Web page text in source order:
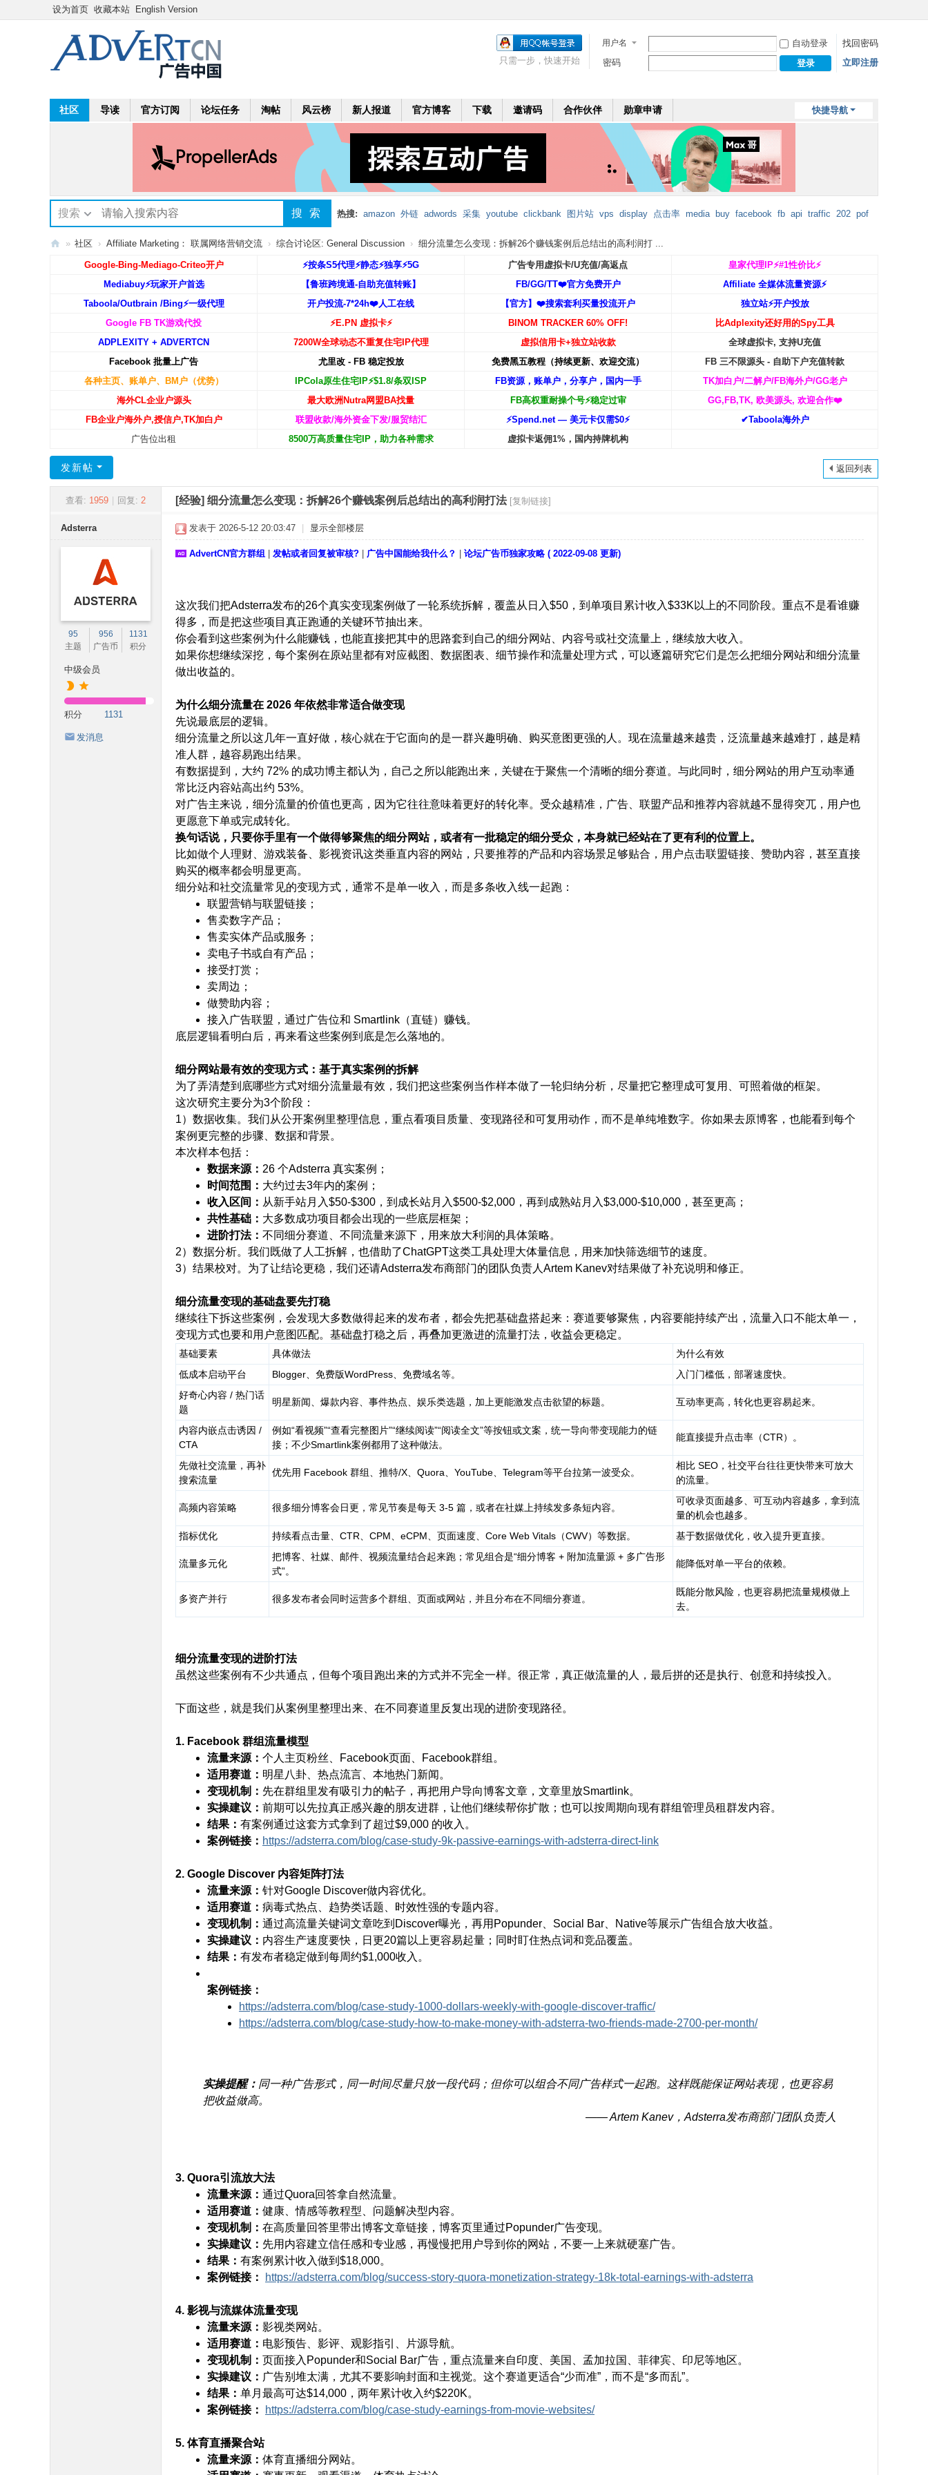
设为首页 收藏本站 English Version
用户名 自动登录
找回密码
密码
登录 立即注册
只需一步，快速开始
快捷导航
社区 导读 官方订阅 论坛任务 淘帖 风云榜 新人报道 官方博客 下载 邀请码 合作伙伴 勋章申请
搜索 搜索 热搜: amazon 外链 adwords 采集 youtube clickbank 图片站 vps display 点击率 media buy facebook fb api traffic 202 pof
mobi 二个月 leadbolt 代理
» 社区 › Affiliate Marketing： 联属网络营销交流 › 综合讨论区: General Discussion › 细分流量怎么变现：拆解26个赚钱案例后总结出的高利润打 ...
Google-Bing-Mediago-Criteo开户 ⚡️按条S5代理⚡️静态⚡️独享⚡️5G 广告专用虚拟卡/U充值/高返点
皇家代理IP⚡️#1性价比⚡️
Mediabuy⚡️玩家开户首选
【鲁班跨境通-自助充值转账】 FB/GG/TT❤️官方免费开户
Affiliate 全媒体流量资源⚡️
Taboola/Outbrain /Bing⚡️一级代理
开户投流-7*24h❤️人工在线 【官方】❤️搜索套利买量投流开户
独立站⚡️开户投放
Google FB TK游戏代投
⚡️E.PN 虚拟卡⚡️ BINOM TRACKER 60% OFF!
比Adplexity还好用的Spy工具
ADPLEXITY + ADVERTCN
7200W全球动态不重复住宅IP代理 虚拟信用卡+独立站收款
全球虚拟卡, 支持U充值
Facebook 批量上广告
尤里改 - FB 稳定投放 免费黑五教程（持续更新、欢迎交流）
FB 三不限源头 - 自助下户充值转款
各种主页、账单户、BM户（优势）
IPCola原生住宅IP⚡️$1.8/条双ISP FB资源，账单户，分享户，国内一手
TK加白户/二解户/FB海外户/GG老户
海外CL企业户源头
最大欧洲Nutra网盟BA找量 FB高权重耐操个号⚡️稳定过审 GG,FB,TK, 欧美源头, 欢迎合作❤️
FB企业户海外户,授信户,TK加白户
联盟收款/海外资金下发/服贸结汇 ⚡️Spend.net — 美元卡仅需$0⚡️
✔Taboola海外户
广告位出租
8500万高质量住宅IP，助力各种需求 虚拟卡返佣1%，国内持牌机构
返回列表
发新帖
查看: 1959 回复: 2 [经验] 细分流量怎么变现：拆解26个赚钱案例后总结出的高利润打法 [复制链接]
Adsterra
95
主题
956
广告币
1131
积分
中级会员
积分 1131
发消息
发表于 2026-5-12 20:03:47 显示全部楼层
AdvertCN官方群组 发帖或者回复被审核? 广告中国能给我什么？ 论坛广告币独家攻略 ( 2022-09-08 更新)
这次我们把Adsterra发布的26个真实变现案例做了一轮系统拆解，覆盖从日入$50，到单项目累计收入$33K以上的不同阶段。重点不是看谁赚
得多，而是把这些项目真正跑通的关键环节抽出来。
你会看到这些案例为什么能赚钱，也能直接把其中的思路套到自己的细分网站、内容号或社交流量上，继续放大收入。
如果你想继续深挖，每个案例在原站里都有对应截图、数据图表、细节操作和流量处理方式，可以逐篇研究它们是怎么把细分网站和细分流量
做出收益的。
为什么细分流量在 2026 年依然非常适合做变现
先说最底层的逻辑。
细分流量之所以这几年一直好做，核心就在于它面向的是一群兴趣明确、购买意图更强的人。现在流量越来越贵，泛流量越来越难打，越是精
准人群，越容易跑出结果。
有数据提到，大约 72% 的成功博主都认为，自己之所以能跑出来，关键在于聚焦一个清晰的细分赛道。与此同时，细分网站的用户互动率通
常比泛内容站高出约 53%。
对广告主来说，细分流量的价值也更高，因为它往往意味着更好的转化率。受众越精准，广告、联盟产品和推荐内容就越不显得突兀，用户也
更愿意下单或完成转化。
换句话说，只要你手里有一个做得够聚焦的细分网站，或者有一批稳定的细分受众，本身就已经站在了更有利的位置上。
比如做个人理财、游戏装备、影视资讯这类垂直内容的网站，只要推荐的产品和内容场景足够贴合，用户点击联盟链接、赞助内容，甚至直接
购买的概率都会明显更高。
细分站和社交流量常见的变现方式，通常不是单一收入，而是多条收入线一起跑：
联盟营销与联盟链接；
售卖数字产品；
售卖实体产品或服务；
卖电子书或自有产品；
接受打赏；
卖周边；
做赞助内容；
接入广告联盟，通过广告位和 Smartlink（直链）赚钱。
底层逻辑看明白后，再来看这些案例到底是怎么落地的。
细分网站最有效的变现方式：基于真实案例的拆解
为了弄清楚到底哪些方式对细分流量最有效，我们把这些案例当作样本做了一轮归纳分析，尽量把它整理成可复用、可照着做的框架。
这次研究主要分为3个阶段：
1）数据收集。我们从公开案例里整理信息，重点看项目质量、变现路径和可复用动作，而不是单纯堆数字。你如果去原博客，也能看到每个
案例更完整的步骤、数据和背景。
本次样本包括：
数据来源： 26 个Adsterra 真实案例；
时间范围： 大约过去3年内的案例；
收入区间： 从新手站月入$50-$300，到成长站月入$500-$2,000，再到成熟站月入$3,000-$10,000，甚至更高；
共性基础： 大多数成功项目都会出现的一些底层框架；
进阶打法： 不同细分赛道、不同流量来源下，用来放大利润的具体策略。
2）数据分析。我们既做了人工拆解，也借助了ChatGPT这类工具处理大体量信息，用来加快筛选细节的速度。
3）结果校对。为了让结论更稳，我们还请Adsterra发布商部门的团队负责人Artem Kanev对结果做了补充说明和修正。
细分流量变现的基础盘要先打稳
继续往下拆这些案例，会发现大多数做得起来的发布者，都会先把基础盘搭起来：赛道要够聚焦，内容要能持续产出，流量入口不能太单一，
变现方式也要和用户意图匹配。基础盘打稳之后，再叠加更激进的流量打法，收益会更稳定。
基础要素 具体做法
为什么有效
低成本启动平台
Blogger、免费版WordPress、免费域名等。
入门门槛低，部署速度快。
好奇心内容 / 热门话
题
明星新闻、爆款内容、事件热点、娱乐类选题，加上更能激发点击欲望的标题。 互动率更高，转化也更容易起来。
内容内嵌点击诱因 /
CTA
例如“看视频”“查看完整图片”“继续阅读”“阅读全文”等按钮或文案，统一导向带变现能力的链
接；不少Smartlink案例都用了这种做法。
能直接提升点击率（CTR）。
先做社交流量，再补
搜索流量
优先用 Facebook 群组、推特/X、Quora、YouTube、Telegram等平台拉第一波受众。
相比 SEO，社交平台往往更快带来可放大
的流量。
高频内容策略 很多细分博客会日更，常见节奏是每天 3-5 篇，或者在社媒上持续发多条短内容。
可收录页面越多、可互动内容越多，拿到流
量的机会也越多。
指标优化
持续看点击量、CTR、CPM、eCPM、页面速度、Core Web Vitals（CWV）等数据。 基于数据做优化，收入提升更直接。
流量多元化
把博客、社媒、邮件、视频流量结合起来跑；常见组合是“细分博客 + 附加流量源 + 多广告形
式”。
能降低对单一平台的依赖。
多资产并行 很多发布者会同时运营多个群组、页面或网站，并且分布在不同细分赛道。
既能分散风险，也更容易把流量规模做上
去。
细分流量变现的进阶打法
虽然这些案例有不少共通点，但每个项目跑出来的方式并不完全一样。很正常，真正做流量的人，最后拼的还是执行、创意和持续投入。
下面这些，就是我们从案例里整理出来、在不同赛道里反复出现的进阶变现路径。
1. Facebook 群组流量模型
流量来源： 个人主页粉丝、Facebook页面、Facebook群组。
适用赛道： 明星八卦、热点流言、本地热门新闻。
变现机制： 先在群组里发有吸引力的帖子，再把用户导向博客文章，文章里放Smartlink。
实操建议： 前期可以先拉真正感兴趣的朋友进群，让他们继续帮你扩散；也可以按周期向现有群组管理员租群发内容。
结果： 有案例通过这套方式拿到了超过$9,000 的收入。
案例链接： https://adsterra.com/blog/case-study-9k-passive-earnings-with-adsterra-direct-link
2. Google Discover 内容矩阵打法
流量来源： 针对Google Discover做内容优化。
适用赛道： 病毒式热点、趋势类话题、时效性强的专题内容。
变现机制： 通过高流量关键词文章吃到Discover曝光，再用Popunder、Social Bar、Native等展示广告组合放大收益。
实操建议： 内容生产速度要快，日更20篇以上更容易起量；同时盯住热点词和竞品覆盖。
结果： 有发布者稳定做到每周约$1,000收入。
案例链接：
https://adsterra.com/blog/case-study-1000-dollars-weekly-with-google-discover-traffic/
https://adsterra.com/blog/case-study-how-to-make-money-with-adsterra-two-friends-made-2700-per-month/
实操提醒： 同一种广告形式，同一时间尽量只放一段代码；但你可以组合不同广告样式一起跑。这样既能保证网站表现，也更容易
把收益做高。
—— Artem Kanev，Adsterra发布商部门团队负责人
3. Quora引流放大法
流量来源： 通过Quora回答拿自然流量。
适用赛道： 健康、情感等教程型、问题解决型内容。
变现机制： 在高质量回答里带出博客文章链接，博客页里通过Popunder广告变现。
实操建议： 先用内容建立信任感和专业感，再慢慢把用户导到你的网站，不要一上来就硬塞广告。
结果： 有案例累计收入做到$18,000。
案例链接：
https://adsterra.com/blog/success-story-quora-monetization-strategy-18k-total-earnings-with-adsterra
4. 影视与流媒体流量变现
流量来源： 影视类网站。
适用赛道： 电影预告、影评、观影指引、片源导航。
变现机制： 页面接入Popunder和Social Bar广告，重点流量来自印度、美国、孟加拉国、菲律宾、印尼等地区。
实操建议： 广告别堆太满，尤其不要影响封面和主视觉。这个赛道更适合“少而准”，而不是“多而乱”。
结果： 单月最高可达$14,000，两年累计收入约$220K。
案例链接：
https://adsterra.com/blog/case-study-earnings-from-movie-websites/
5. 体育直播聚合站
流量来源： 体育直播细分网站。